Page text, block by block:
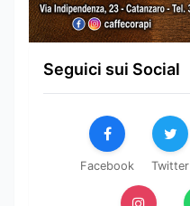
Seguici sui Social
Facebook Twitter